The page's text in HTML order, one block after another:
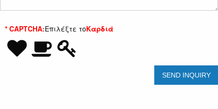
* CAPTCHA:Επιλέξτε τοΚαρδιά